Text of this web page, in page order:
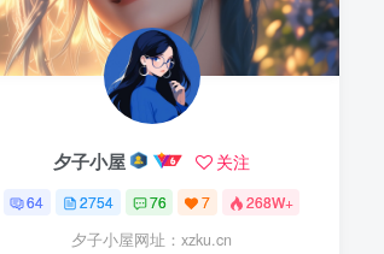
夕子小屋 关注
64 2754 76 7 268W+
夕子小屋网址：xzku.cn